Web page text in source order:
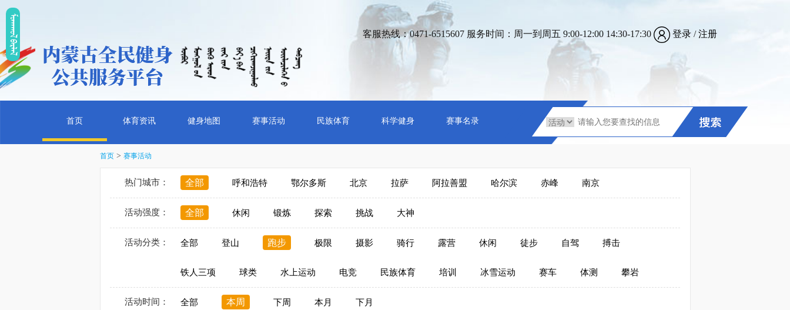
ᠮᠤᠡᠭᠭᠤᠯ ᠪᠠᠷᠯᠠᠯ 客服热线：0471-6515607 服务时间：周一到周五 9:00-12:00 14:30-17:30 登录 /注册
首页 体育资讯 健身地图 赛事活动 民族体育 科学健身 赛事名录
首页> 赛事活动
热门城市： 全部 呼和浩特 鄂尔多斯 北京 拉萨 阿拉善盟 哈尔滨 赤峰 南京
活动强度： 全部 休闲 锻炼 探索 挑战 大神
活动分类： 全部 登山 跑步 极限 摄影 骑行 露营 休闲 徒步 自驾 搏击
铁人三项 球类 水上运动 电竞 民族体育 培训 冰雪运动 赛车 体测 攀岩
活动时间： 全部 本周 下周 本月 下月